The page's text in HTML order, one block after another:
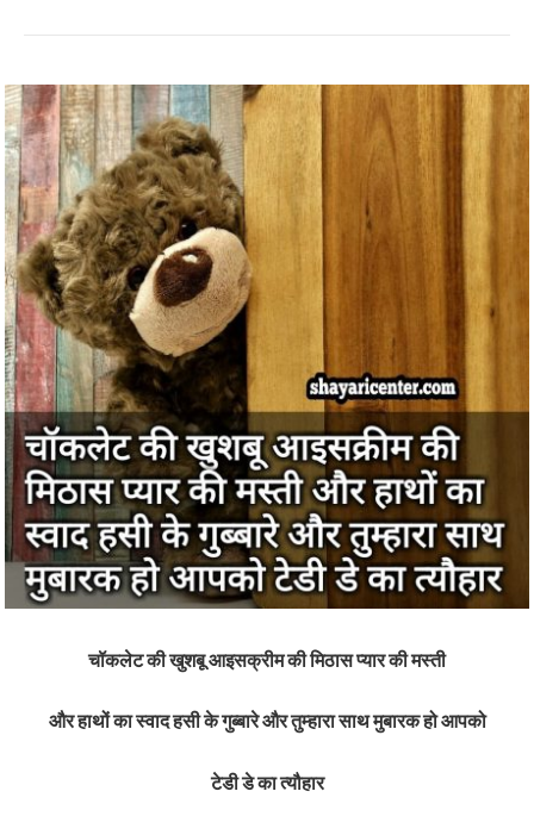
चॉकलेट की खुशबू आइसक्रीम की मिठास प्यार की मस्ती
और हाथों का स्वाद हसी के गुब्बारे और तुम्हारा साथ मुबारक हो आपको
टेडी डे का त्यौहार